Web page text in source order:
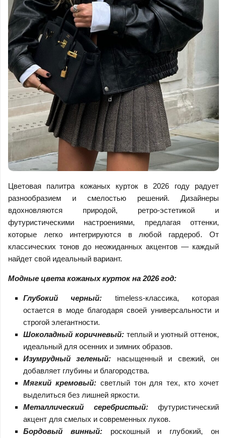
Цветовая палитра кожаных курток в 2026 году радует
разнообразием и смелостью решений. Дизайнеры
вдохновляются природой, ретро-эстетикой и
футуристическими настроениями, предлагая оттенки,
которые легко интегрируются в любой гардероб. От
классических тонов до неожиданных акцентов — каждый
найдет свой идеальный вариант.
Модные цвета кожаных курток на 2026 год:
Глубокий черный: timeless-классика, которая
остается в моде благодаря своей универсальности и
строгой элегантности.
Шоколадный коричневый:теплый и уютный оттенок,
идеальный для осенних и зимних образов.
Изумрудный зеленый: насыщенный и свежий, он
добавляет глубины и благородства.
Мягкий кремовый:светлый тон для тех, кто хочет
выделиться без лишней яркости.
Металлический серебристый:футуристический
акцент для смелых и современных луков.
Бордовый винный:роскошный и глубокий, он